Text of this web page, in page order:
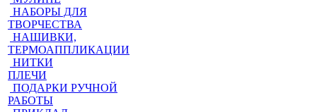
НАБОРЫ ДЛЯ
ТВОРЧЕСТВА
НАШИВКИ,
ТЕРМОАППЛИКАЦИИ
НИТКИ
ПЛЕЧИ
ПОДАРКИ РУЧНОЙ
РАБОТЫ